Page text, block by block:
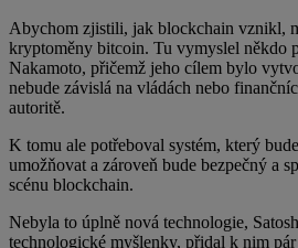
Abychom zjistili, jak blockchain vznikl,
kryptoměny bitcoin. Tu vymyslel někdo
Nakamoto, přičemž jeho cílem bylo
nebude závislá na vládách nebo
autoritě.
K tomu ale potřeboval systém, který
umožňovat a zároveň bude bezpečný a
scénu blockchain.
Nebyla to úplně nová technologie,
technologické myšlenky, přidal k nim